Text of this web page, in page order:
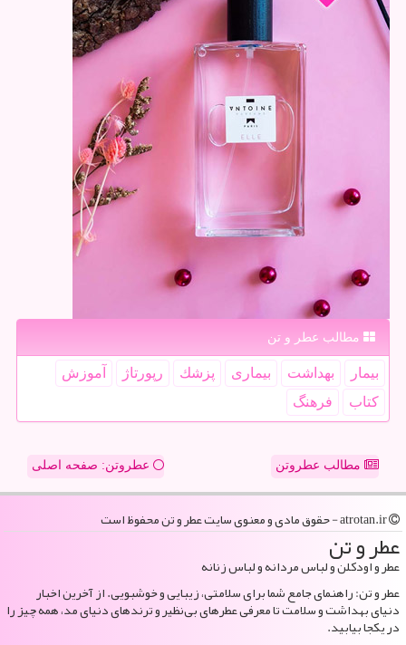
مطالب عطر و تن
بیمار بهداشت بیماری پزشك رپورتاژ
آموزش
كتاب
فرهنگ
مطالب عطروتن عطروتن: صفحه اصلی
عطر و تن
عطر و اودکلن و لباس مردانه و لباس زنانه
عطر و تن: راهنمای جامع شما برای سلامتی، زیبایی و خوشبویی. از آخرین اخبار
دنیای بهداشت و سلامت تا معرفی عطرهای بی‌نظیر و ترندهای دنیای مد، همه چیز را
در یکجا بیابید.